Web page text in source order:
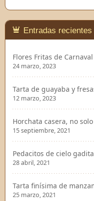
Entradas recientes
Flores Fritas de
24 marzo, 2023
Tarta de guayaba y
12 marzo, 2023
Horchata casera, no
15 septiembre, 2021
Pedacitos de cielo
28 abril, 2021
Tarta finísima de
25 marzo, 2021